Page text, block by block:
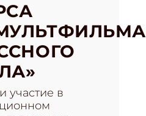
участие в